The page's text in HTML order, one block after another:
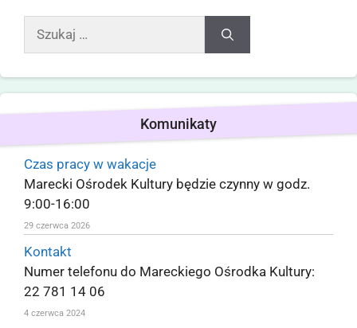
Komunikaty
Czas pracy w wakacje
Marecki Ośrodek Kultury będzie czynny w godz.
9:00-16:00
29 czerwca 2026
Kontakt
Numer telefonu do Mareckiego Ośrodka Kultury:
22 781 14 06
4 czerwca 2024